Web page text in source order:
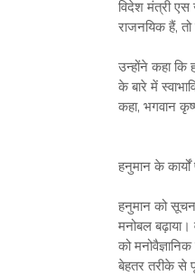
विदेश मंत्री
राजनयिक हैं,
उन्होंने कहा कि
के बारे में
कहा, भगवान
हनुमान के कार्यों
हनुमान को
मनोबल
को
बेहतर तरीके से